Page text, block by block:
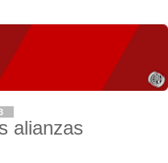
alianzas